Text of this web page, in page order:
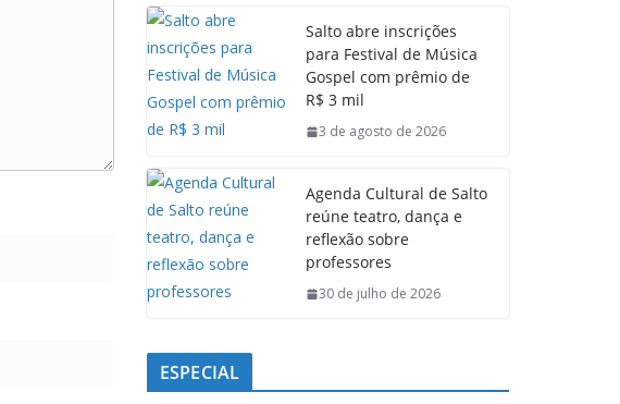
o
o
k
A
p
p
I
n
m
Salto abre inscrições
para Festival de Música
Gospel com prêmio de
R$ 3 mil
3 de agosto de 2026
Agenda Cultural de Salto
reúne teatro, dança e
reflexão sobre
professores
30 de julho de 2026
ESPECIAL